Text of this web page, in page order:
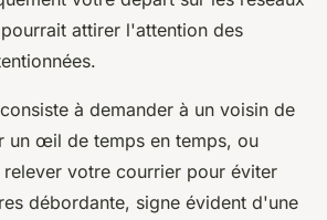
attirer l'attention des
à demander à un voisin de
un œil de temps en temps, ou
votre courrier pour éviter
débordante, signe évident d'une